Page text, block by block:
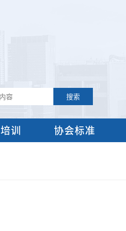
训 协会标准